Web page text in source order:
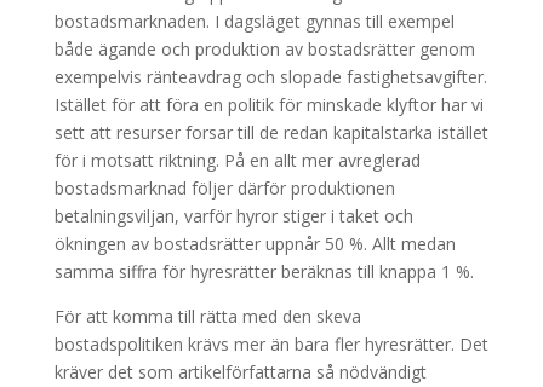
bostadsmarknaden. I dagsläget gynnas till exempel
både ägande och produktion av bostadsrätter genom
exempelvis ränteavdrag och slopade fastighetsavgifter.
Istället för att föra en politik för minskade klyftor har vi
sett att resurser forsar till de redan kapitalstarka istället
för i motsatt riktning. På en allt mer avreglerad
bostadsmarknad följer därför produktionen
betalningsviljan, varför hyror stiger i taket och
ökningen av bostadsrätter uppnår 50 %. Allt medan
samma siffra för hyresrätter beräknas till knappa 1 %.
För att komma till rätta med den skeva
bostadspolitiken krävs mer än bara fler hyresrätter. Det
kräver det som artikelförfattarna så nödvändigt